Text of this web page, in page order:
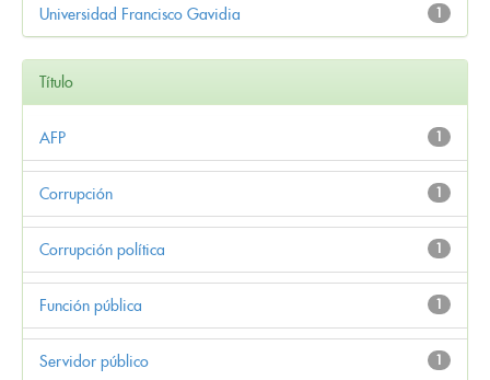
1
Universidad Francisco Gavidia
Título
1
AFP
1
Corrupción
1
Corrupción política
1
Función pública
1
Servidor público